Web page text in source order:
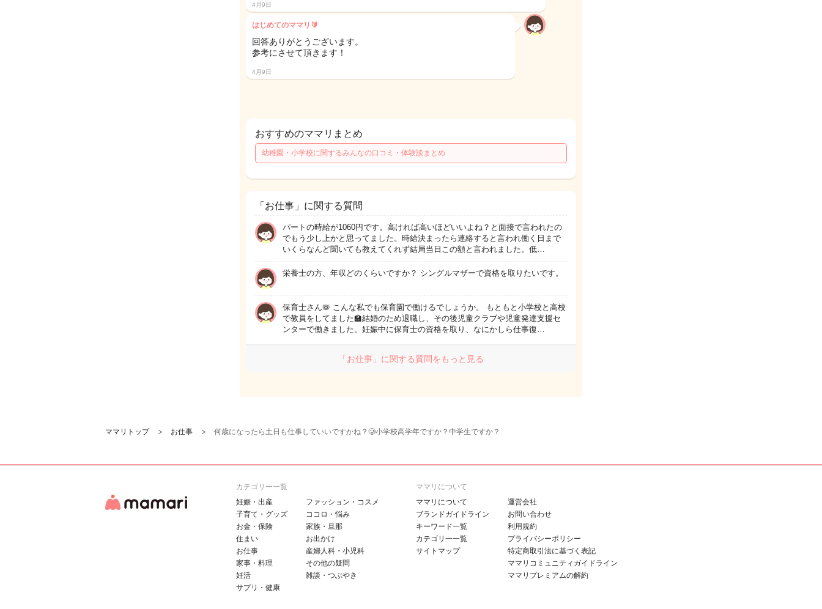
4月9日
はじめてのママリ🔰
回答ありがとうございます。
参考にさせて頂きます！
4月9日
おすすめのママリまとめ
幼稚園・小学校に関するみんなの口コミ・体験談まとめ
「お仕事」に関する質問
パートの時給が1060円です。高ければ高いほどいいよね？と面接で言われたの
でもう少し上かと思ってました。時給決まったら連絡すると言われ働く日まで
いくらなんど聞いても教えてくれず結局当日この額と言われました。低…
栄養士の方、年収どのくらいですか？ シングルマザーで資格を取りたいです。
保育士さん📛 こんな私でも保育園で働けるでしょうか。 もともと小学校と高校
で教員をしてました🏫結婚のため退職し、その後児童クラブや児童発達支援セ
ンターで働きました。妊娠中に保育士の資格を取り、なにかしら仕事復…
「お仕事」に関する質問をもっと見る
ママリトップ お仕事 何歳になったら土日も仕事していいですかね？🥲小学校高学年ですか？中学生ですか？
カテゴリー一覧
妊娠・出産
子育て・グッズ
お金・保険
住まい
お仕事
家事・料理
妊活
サプリ・健康
ファッション・コスメ
ココロ・悩み
家族・旦那
お出かけ
産婦人科・小児科
その他の疑問
雑談・つぶやき
ママリについて
ママリについて
ブランドガイドライン
キーワード一覧
カテゴリ一一覧
サイトマップ
運営会社
お問い合わせ
利用規約
プライバシーポリシー
特定商取引法に基づく表記
ママリコミュニティガイドライン
ママリプレミアムの解約